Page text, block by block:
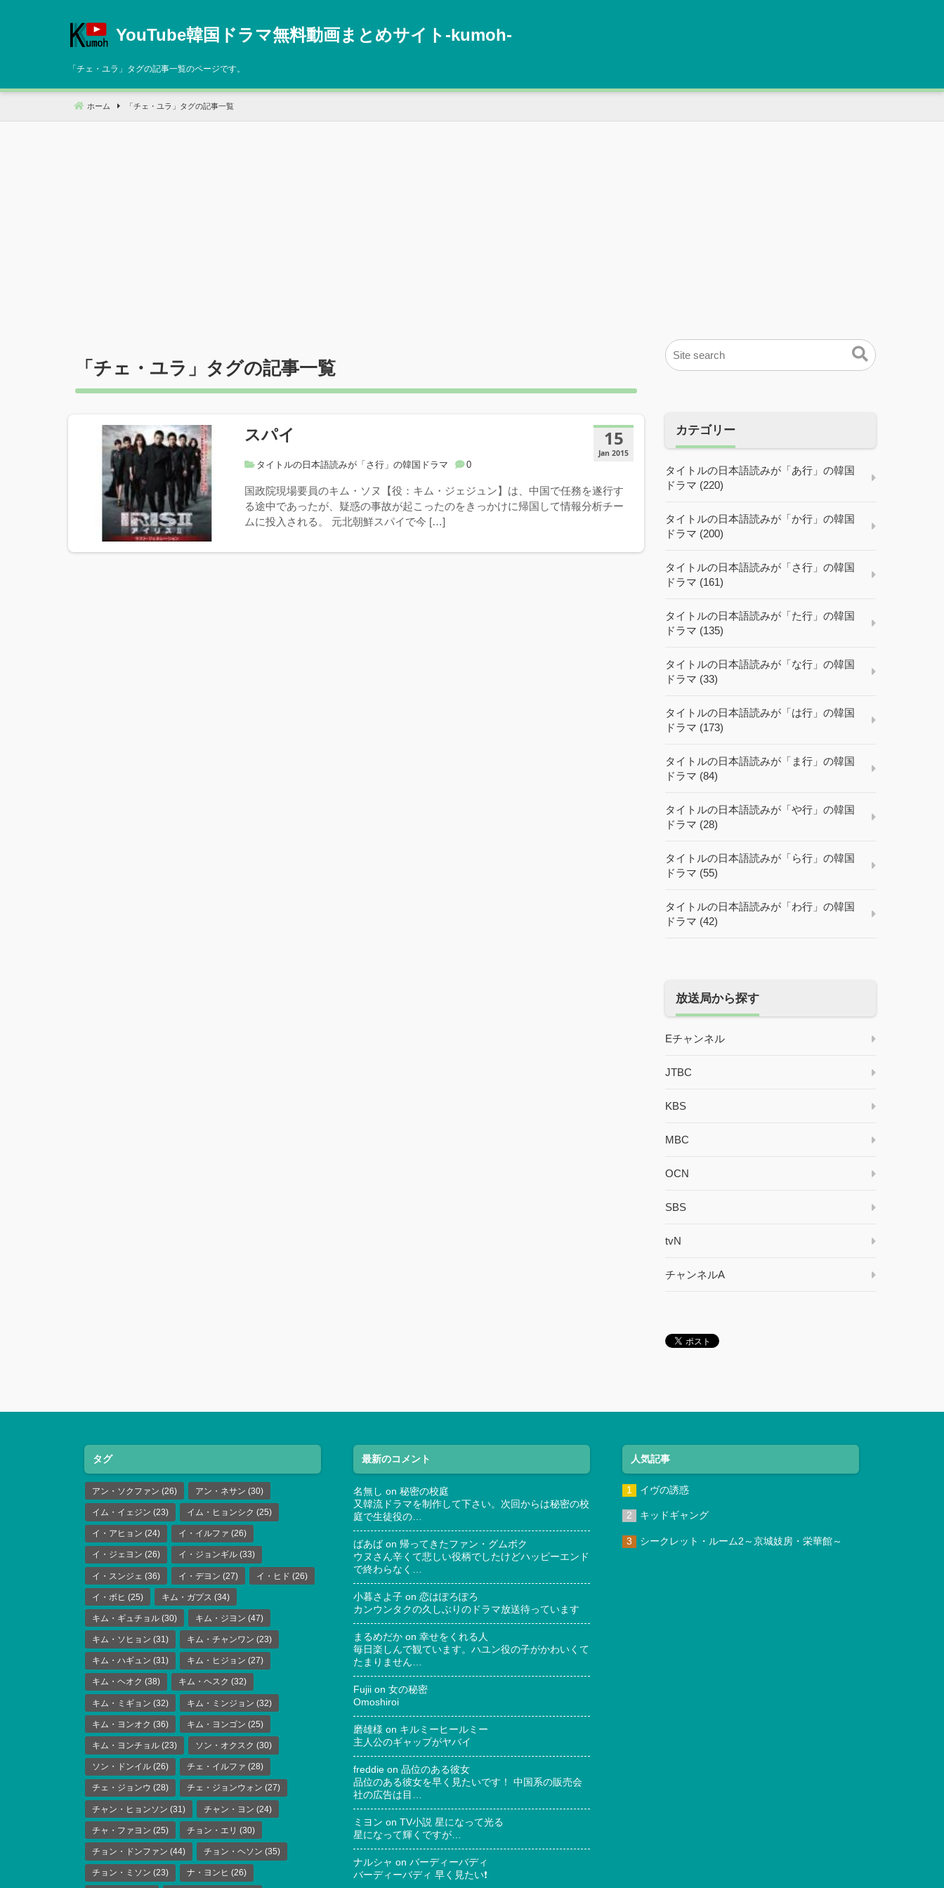
へ
動
YouTube韓国ドラマ無料動画まとめサイト‐kumoh‐
「 チェ・ユラ 」タグの記事一覧のページです。
ホーム 「 チェ・ユラ 」タグの記事一覧
「 チェ・ユラ 」タグの記事一覧
15
Jan 2015
スパイ
タイトルの日本語読みが「さ行」の韓国ドラマ 0
国政院現場要員のキム・ソヌ【役：キム・ジェジュン】は、中国で任務を遂行す
る途中であったが、疑惑の事故が起こったのをきっかけに帰国して情報分析チー
ムに投入される。 元北朝鮮スパイで今 […]
カテゴリー
タイトルの日本語読みが「あ行」の韓国
ドラマ (220)
タイトルの日本語読みが「か行」の韓国
ドラマ (200)
タイトルの日本語読みが「さ行」の韓国
ドラマ (161)
タイトルの日本語読みが「た行」の韓国
ドラマ (135)
タイトルの日本語読みが「な行」の韓国
ドラマ (33)
タイトルの日本語読みが「は行」の韓国
ドラマ (173)
タイトルの日本語読みが「ま行」の韓国
ドラマ (84)
タイトルの日本語読みが「や行」の韓国
ドラマ (28)
タイトルの日本語読みが「ら行」の韓国
ドラマ (55)
タイトルの日本語読みが「わ行」の韓国
ドラマ (42)
放送局から探す
Eチャンネル
JTBC
KBS
MBC
OCN
SBS
tvN
チャンネルA
タグ
アン・ソクファン (26) アン・ネサン (30)
イム・イェジン (23) イム・ヒョンシク (25)
イ・アヒョン (24) イ・イルファ (26)
イ・ジェヨン (26) イ・ジョンギル (33)
イ・スンジェ (36) イ・デヨン (27) イ・ヒド (26)
イ・ボヒ (25) キム・ガプス (34)
キム・ギュチョル (30) キム・ジヨン (47)
キム・ソヒョン (31) キム・チャンワン (23)
キム・ハギュン (31) キム・ヒジョン (27)
キム・ヘオク (38) キム・ヘスク (32)
キム・ミギョン (32) キム・ミンジョン (32)
キム・ヨンオク (36) キム・ヨンゴン (25)
キム・ヨンチョル (23) ソン・オクスク (30)
ソン・ドンイル (26) チェ・イルファ (28)
チェ・ジョンウ (28) チェ・ジョンウォン (27)
チャン・ヒョンソン (31) チャン・ヨン (24)
チャ・ファヨン (25) チョン・エリ (30)
チョン・ドンファン (44) チョン・ヘソン (35)
チョン・ミソン (23) ナ・ヨンヒ (26)
最新のコメント
名無し on 秘密の校庭
又韓流ドラマを制作して下さい。次回からは秘密の校
庭で生徒役の…
ばあば on 帰ってきたファン・グムボク
ウヌさん辛くて悲しい役柄でしたけどハッピーエンド
で終わらなく…
小暮さよ子 on 恋はぽろぽろ
カンウンタクの久しぶりのドラマ放送待っています
まるめだか on 幸せをくれる人
毎日楽しんで観ています。ハユン役の子がかわいくて
たまりません…
Fujii on 女の秘密
Omoshiroi
磨雄様 on キルミーヒールミー
主人公のギャップがヤバイ
freddie on 品位のある彼女
品位のある彼女を早く見たいです！ 中国系の販売会
社の広告は目…
ミヨン on TV小説 星になって光る
星になって輝くですが…
ナルシャ on バーディーバディ
バーディーバディ 早く見たい❗
人気記事
イヴの誘惑
キッドギャング
シークレット・ルーム2～京城妓房・栄華館～